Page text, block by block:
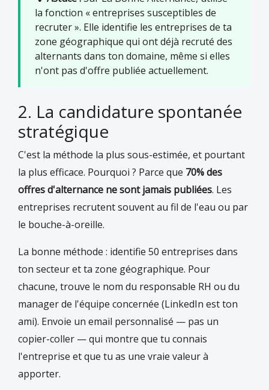
la fonction « entreprises susceptibles de
recruter ». Elle identifie les entreprises de ta
zone géographique qui ont déjà recruté des
alternants dans ton domaine, même si elles
n'ont pas d'offre publiée actuellement.
2. La candidature spontanée
stratégique
C'est la méthode la plus sous-estimée, et pourtant
la plus efficace. Pourquoi ? Parce que 70% des
offres d'alternance ne sont jamais publiées. Les
entreprises recrutent souvent au fil de l'eau ou par
le bouche-à-oreille.
La bonne méthode : identifie 50 entreprises dans
ton secteur et ta zone géographique. Pour
chacune, trouve le nom du responsable RH ou du
manager de l'équipe concernée (LinkedIn est ton
ami). Envoie un email personnalisé — pas un
copier-coller — qui montre que tu connais
l'entreprise et que tu as une vraie valeur à
apporter.